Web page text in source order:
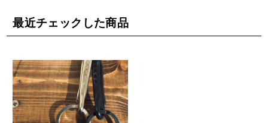
最近チェックした商品